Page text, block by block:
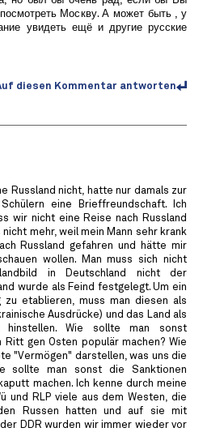
Москву. А может быть , у
увидеть ещё и другие русские
diesen Kommentar antworten
Russland nicht, hatte nur damals zur
eine Brieffreundschaft. Ich
wir nicht eine Reise nach Russland
mehr, weil mein Mann sehr krank
Russland gefahren und hätte mir
wollen. Man muss sich nicht
in Deutschland nicht der
wurde als Feind festgelegt. Um ein
zu etablieren, muss man diesen als
Ausdrücke) und das Land als
Wie sollte man sonst
gen Osten populär machen? Wie
"Vermögen" darstellen, was uns die
sollte man sonst die Sanktionen
machen. Ich kenne durch meine
und RLP viele aus dem Westen, die
Russen hatten und auf sie mit
DDR wurden wir immer wieder vor